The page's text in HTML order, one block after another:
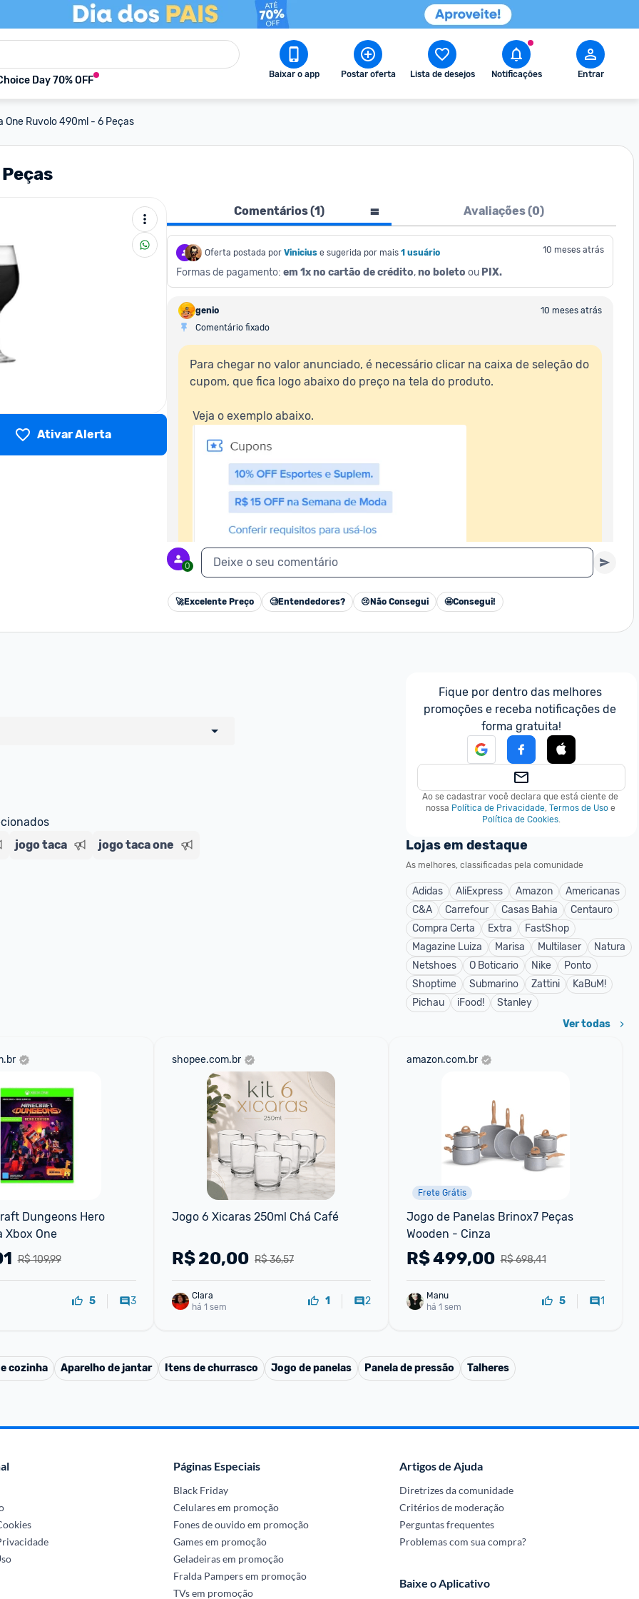
Day 70% OFF Baixar o app Postar oferta Lista de desejos Notificações Entrar
One Ruvolo 490ml - 6 Peças
Ativar Alerta
Comentários (1) Avaliações (0)
Oferta postada por Vinicius e sugerida por mais 1 usuário 10 meses atrás
Formas de pagamento: em 1x no cartão de crédito, no boleto ou PIX.
genio
10 meses atrás
Comentário fixado
Para chegar no valor anunciado, é necessário clicar na caixa de seleção do
cupom, que fica logo abaixo do preço na tela do produto.
compras.
0 Deixe o seu comentário
🚀Excelente Preço 🧐Entendedores? 😢 Não Consegui 🤩Consegui!
um marketplace, nós indicamos no
sinalizamos através da tag
jogo taca jogo taca one
Fique por dentro das melhores
promoções e receba notificações de
forma gratuita!
Ao se cadastrar você declara que está ciente de
nossa Política de Privacidade, Termos de Uso e
Política de Cookies.
Lojas em destaque
As melhores, classificadas pela comunidade
Adidas AliExpress Amazon
Americanas
C&A
Carrefour Casas Bahia
Centauro
Compra Certa
Extra
FastShop
Magazine Luiza
Marisa Multilaser
Natura
Netshoes
O Boticario Nike
Ponto
Shoptime
Submarino Zattini
KaBuM!
Pichau
iFood! Stanley
Ver todas
Dungeons Hero
Xbox One
R$ 109,99
5 3
shopee.com.br
Jogo 6 Xicaras 250ml Chá Café
R$ 36,57
R$20,00
Clara
há 1 sem
1 2
amazon.com.br
Frete Grátis
Jogo de Panelas Brinox7 Peças
Wooden - Cinza
R$ 698,41
R$499,00
Manu
há 1 sem
5 1
cozinha Aparelho de jantar Itens de churrasco Jogo de panelas Panela de pressão Talheres
Páginas Especiais
Black Friday
Celulares em promoção
Fones de ouvido em promoção
Games em promoção
Geladeiras em promoção
Fralda Pampers em promoção
TVs em promoção
Artigos de Ajuda
Diretrizes da comunidade
Critérios de moderação
Perguntas frequentes
Problemas com sua compra?
Baixe o Aplicativo